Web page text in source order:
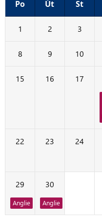
Po Út St
1 2 3
8 9 10
15 16 17
22 23 24
29
Anglie
30
Anglie